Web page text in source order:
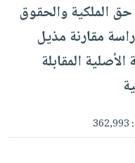
حق الملكية والحقوق
مقارنة مذيل
المقابلة
362,993